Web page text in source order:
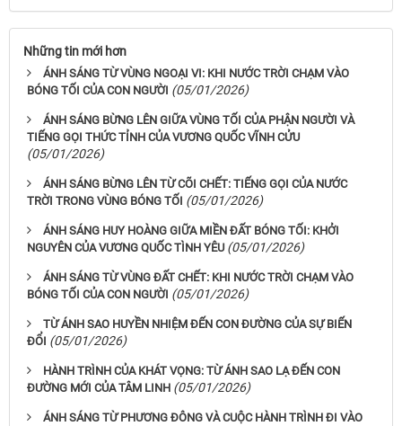
Những tin mới hơn
ÁNH SÁNG TỪ VÙNG NGOẠI VI: KHI NƯỚC TRỜI CHẠM VÀO
BÓNG TỐI CỦA CON NGƯỜI (05/01/2026)
ÁNH SÁNG BỪNG LÊN GIỮA VÙNG TỐI CỦA PHẬN NGƯỜI VÀ
TIẾNG GỌI THỨC TỈNH CỦA VƯƠNG QUỐC VĨNH CỬU
(05/01/2026)
ÁNH SÁNG BỪNG LÊN TỪ CÕI CHẾT: TIẾNG GỌI CỦA NƯỚC
TRỜI TRONG VÙNG BÓNG TỐI (05/01/2026)
ÁNH SÁNG HUY HOÀNG GIỮA MIỀN ĐẤT BÓNG TỐI: KHỞI
NGUYÊN CỦA VƯƠNG QUỐC TÌNH YÊU (05/01/2026)
ÁNH SÁNG TỪ VÙNG ĐẤT CHẾT: KHI NƯỚC TRỜI CHẠM VÀO
BÓNG TỐI CỦA CON NGƯỜI (05/01/2026)
TỪ ÁNH SAO HUYỀN NHIỆM ĐẾN CON ĐƯỜNG CỦA SỰ BIẾN
ĐỔI (05/01/2026)
HÀNH TRÌNH CỦA KHÁT VỌNG: TỪ ÁNH SAO LẠ ĐẾN CON
ĐƯỜNG MỚI CỦA TÂM LINH (05/01/2026)
ÁNH SÁNG TỪ PHƯƠNG ĐÔNG VÀ CUỘC HÀNH TRÌNH ĐI VÀO